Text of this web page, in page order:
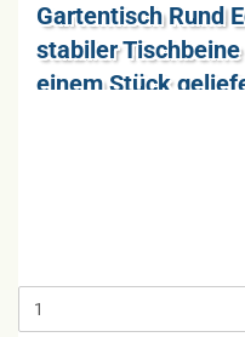
Gar­ten­tisch Rund
sta­bi­ler
einem Stück